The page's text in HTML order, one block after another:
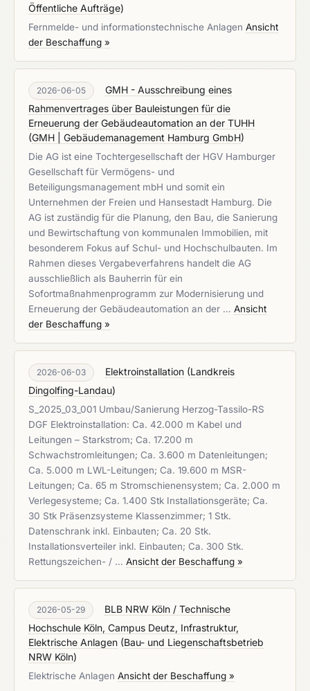
Öffentliche Aufträge)
Fernmelde- und informationstechnische Anlagen Ansicht
der Beschaffung »
2026-06-05
GMH - Ausschreibung eines
Rahmenvertrages über Bauleistungen für die
Erneuerung der Gebäudeautomation an der TUHH
(GMH | Gebäudemanagement Hamburg GmbH)
Die AG ist eine Tochtergesellschaft der HGV Hamburger
Gesellschaft für Vermögens- und
Beteiligungsmanagement mbH und somit ein
Unternehmen der Freien und Hansestadt Hamburg. Die
AG ist zuständig für die Planung, den Bau, die Sanierung
und Bewirtschaftung von kommunalen Immobilien, mit
besonderem Fokus auf Schul- und Hochschulbauten. Im
Rahmen dieses Vergabeverfahrens handelt die AG
ausschließlich als Bauherrin für ein
Sofortmaßnahmenprogramm zur Modernisierung und
Erneuerung der Gebäudeautomation an der … Ansicht
der Beschaffung »
2026-06-03 Elektroinstallation (Landkreis
Dingolfing-Landau)
S_2025_03_001 Umbau/Sanierung Herzog-Tassilo-RS
DGF Elektroinstallation: Ca. 42.000 m Kabel und
Leitungen – Starkstrom; Ca. 17.200 m
Schwachstromleitungen; Ca. 3.600 m Datenleitungen;
Ca. 5.000 m LWL-Leitungen; Ca. 19.600 m MSR-
Leitungen; Ca. 65 m Stromschienensystem; Ca. 2.000 m
Verlegesysteme; Ca. 1.400 Stk Installationsgeräte; Ca.
30 Stk Präsenzsysteme Klassenzimmer; 1 Stk.
Datenschrank inkl. Einbauten; Ca. 20 Stk.
Installationsverteiler inkl. Einbauten; Ca. 300 Stk.
Rettungszeichen- / … Ansicht der Beschaffung »
2026-05-29
BLB NRW Köln / Technische
Hochschule Köln, Campus Deutz, Infrastruktur,
Elektrische Anlagen (Bau- und Liegenschaftsbetrieb
NRW Köln)
Elektrische Anlagen Ansicht der Beschaffung »